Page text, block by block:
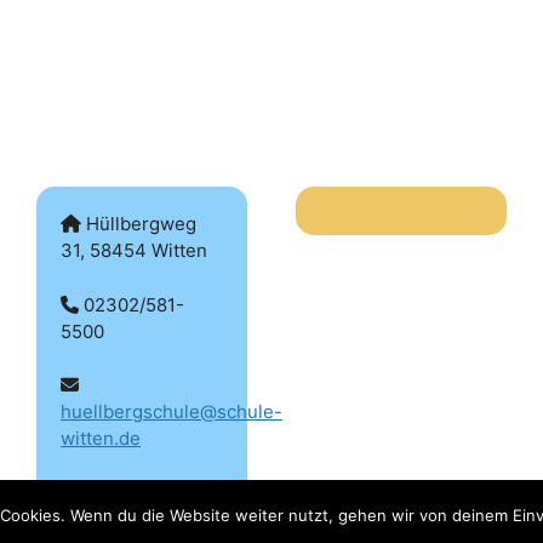
Hüllbergweg
31, 58454 Witten
02302/581-
5500
huellbergschule@schule-
witten.de
Wenn du die Website weiter nutzt, gehen wir von deinem